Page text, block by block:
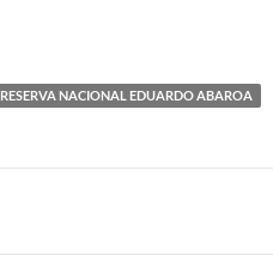
RESERVA NACIONAL EDUARDO ABAROA